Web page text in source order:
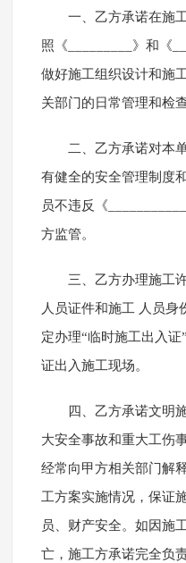
一、乙方承诺在施
照《_________》和《
做好施工组织设计和施
关部门的日常管理和检查
二、乙方承诺对本
有健全的安全管理制度
员不违反《
方监管。
三、乙方办理施工
人员证件和施工 人员身
定办理“临时施工出入
证出入施工现场。
四、乙方承诺文明
大安全事故和重大工伤
经常向甲方相关部门解
工方案实施情况，保证
员、财产安全。如因施
亡，施工方承诺完全负